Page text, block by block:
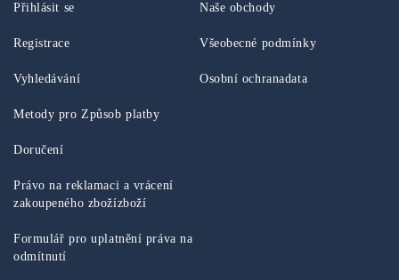
Přihlásit se
Registrace
Vyhledávání
Naše obchody
Všeobecné podmínky
Osobní ochranadata
Metody pro Způsob platby
Doručení
Právo na reklamaci a vrácení
zakoupeného zbožízboží
Formulář pro uplatnění práva na
odmítnutí